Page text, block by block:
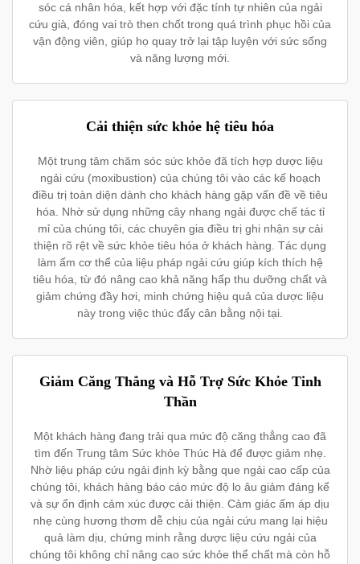
sóc cá nhân hóa, kết hợp với đặc tính tự nhiên của ngải
cứu già, đóng vai trò then chốt trong quá trình phục hồi của
vận động viên, giúp họ quay trở lại tập luyện với sức sống
và năng lượng mới.
Cải thiện sức khỏe hệ tiêu hóa
Một trung tâm chăm sóc sức khỏe đã tích hợp dược liệu
ngải cứu (moxibustion) của chúng tôi vào các kế hoạch
điều trị toàn diện dành cho khách hàng gặp vấn đề về tiêu
hóa. Nhờ sử dụng những cây nhang ngải được chế tác tỉ
mỉ của chúng tôi, các chuyên gia điều trị ghi nhận sự cải
thiện rõ rệt về sức khỏe tiêu hóa ở khách hàng. Tác dụng
làm ấm cơ thể của liệu pháp ngải cứu giúp kích thích hệ
tiêu hóa, từ đó nâng cao khả năng hấp thu dưỡng chất và
giảm chứng đầy hơi, minh chứng hiệu quả của dược liệu
này trong việc thúc đẩy cân bằng nội tại.
Giảm Căng Thẳng và Hỗ Trợ Sức Khỏe Tinh
Thần
Một khách hàng đang trải qua mức độ căng thẳng cao đã
tìm đến Trung tâm Sức khỏe Thúc Hà để được giảm nhẹ.
Nhờ liệu pháp cứu ngải định kỳ bằng que ngải cao cấp của
chúng tôi, khách hàng báo cáo mức độ lo âu giảm đáng kể
và sự ổn định cảm xúc được cải thiện. Cảm giác ấm áp dịu
nhẹ cùng hương thơm dễ chịu của ngải cứu mang lại hiệu
quả làm dịu, chứng minh rằng dược liệu cứu ngải của
chúng tôi không chỉ nâng cao sức khỏe thể chất mà còn hỗ